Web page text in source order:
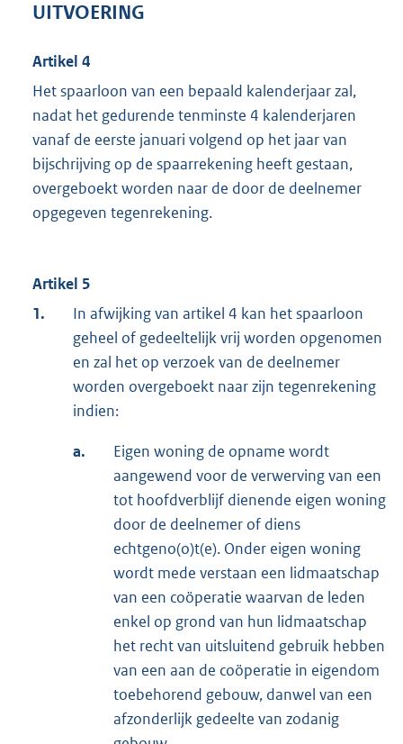
UITVOERING
Artikel 4
Het spaarloon van een bepaald kalenderjaar zal,
nadat het gedurende tenminste 4 kalenderjaren
vanaf de eerste januari volgend op het jaar van
bijschrijving op de spaarrekening heeft gestaan,
overgeboekt worden naar de door de deelnemer
opgegeven tegenrekening.
Artikel 5
1.
In afwijking van artikel 4 kan het spaarloon
geheel of gedeeltelijk vrij worden opgenomen
en zal het op verzoek van de deelnemer
worden overgeboekt naar zijn tegenrekening
indien:
a.
Eigen woning de opname wordt
aangewend voor de verwerving van een
tot hoofdverblijf dienende eigen woning
door de deelnemer of diens
echtgeno(o)t(e). Onder eigen woning
wordt mede verstaan een lidmaatschap
van een coöperatie waarvan de leden
enkel op grond van hun lidmaatschap
het recht van uitsluitend gebruik hebben
van een aan de coöperatie in eigendom
toebehorend gebouw, danwel van een
afzonderlijk gedeelte van zodanig